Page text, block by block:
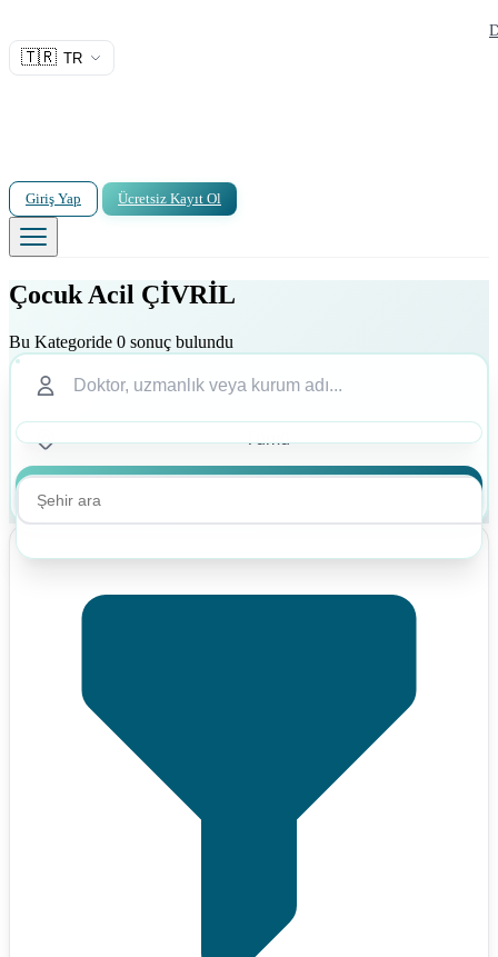
🇹🇷 TR
Giriş Yap Ücretsiz Kayıt Ol
Çocuk Acil ÇİVRİL
Bu Kategoride 0 sonuç bulundu